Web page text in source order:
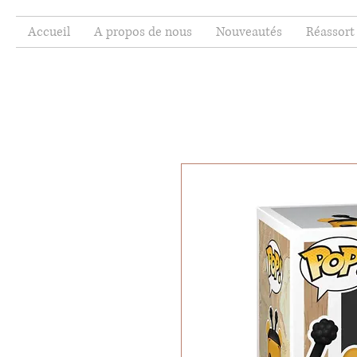
Accueil A propos de nous Nouveautés Réassort